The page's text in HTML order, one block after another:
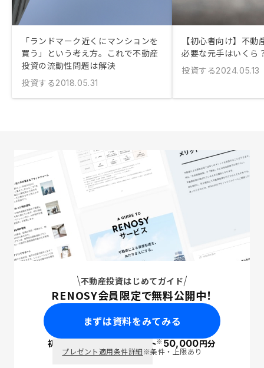
「ランドマーク近くにマンションを
買う」という考え方。これで不動産
投資の流動性問題は解決
投資する2018.05.31
【初心者向け】不
必要な元手はいくら
投資する2024.05.13
不動産投資はじめてガイド
RENOSY会員限定で無料公開中！
まずは資料をみてみる
初回面談で ポイント※50,000円分
プレゼント適用条件詳細※条件・上限あり